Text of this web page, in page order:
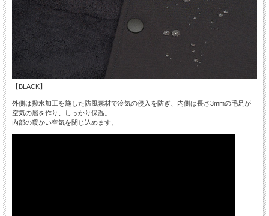
【BLACK】
外側は撥水加工を施した防風素材で冷気の侵入を防ぎ、内側は長さ3mmの毛足が
空気の層を作り、しっかり保温。
内部の暖かい空気を閉じ込めます。